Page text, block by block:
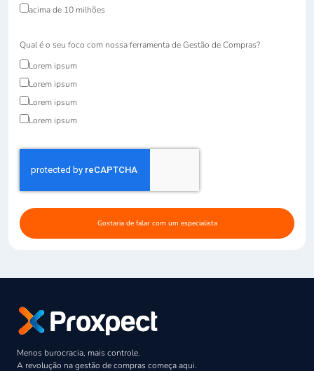
acima de 10 milhões
Qual é o seu foco com nossa ferramenta de Gestão de Compras?
Lorem ipsum
Lorem ipsum
Lorem ipsum
Lorem ipsum
Gostaria de falar com um especialista
Menos burocracia, mais controle.
A revolução na gestão de compras começa aqui.